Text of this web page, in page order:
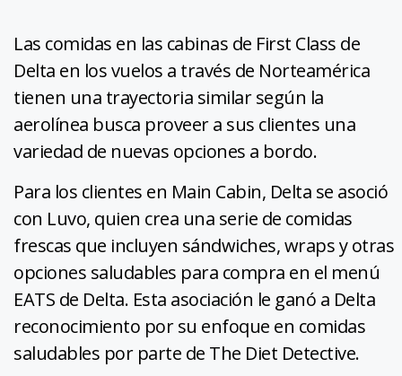
Las comidas en las cabinas de First Class de
Delta en los vuelos a través de Norteamérica
tienen una trayectoria similar según la
aerolínea busca proveer a sus clientes una
variedad de nuevas opciones a bordo.
Para los clientes en Main Cabin, Delta se asoció
con Luvo, quien crea una serie de comidas
frescas que incluyen sándwiches, wraps y otras
opciones saludables para compra en el menú
EATS de Delta. Esta asociación le ganó a Delta
reconocimiento por su enfoque en comidas
saludables por parte de The Diet Detective.